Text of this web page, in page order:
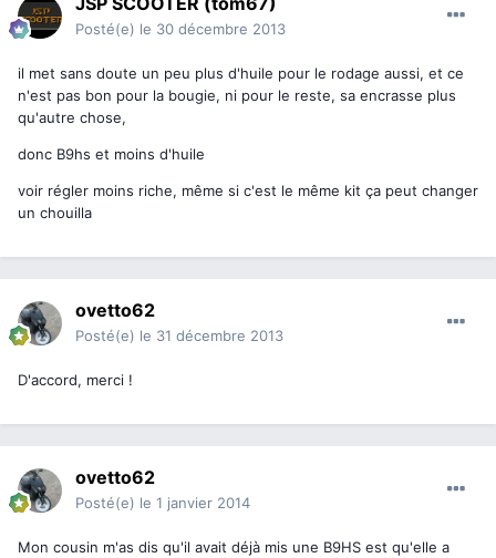
Posté(e) le 30 décembre 2013
il met sans doute un peu plus d'huile pour le rodage aussi, et ce
n'est pas bon pour la bougie, ni pour le reste, sa encrasse plus
qu'autre chose,
donc B9hs et moins d'huile
voir régler moins riche, même si c'est le même kit ça peut changer
un chouilla
ovetto62
Posté(e) le 31 décembre 2013
D'accord, merci !
ovetto62
Posté(e) le 1 janvier 2014
Mon cousin m'as dis qu'il avait déjà mis une B9HS est qu'elle a